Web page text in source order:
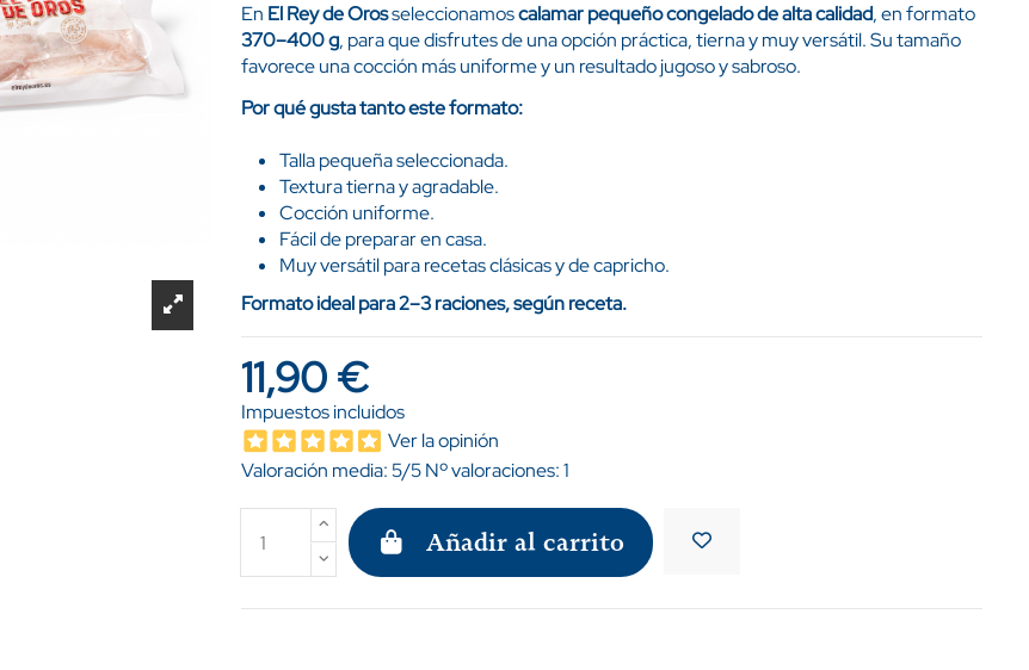
En El Rey de Orosseleccionamoscalamar pequeño congelado de alta calidad, en formato
370–400 g, para que disfrutes de una opción práctica, tierna y muy versátil. Su tamaño
favorece una cocción más uniforme y un resultado jugoso y sabroso.
Por qué gusta tanto este formato:
Talla pequeña seleccionada.
Textura tierna y agradable.
Cocción uniforme.
Fácil de preparar en casa.
Muy versátil para recetas clásicas y de capricho.
Formato ideal para 2–3 raciones, según receta.
11,90 €
Impuestos incluidos
Ver la opinión
Valoración media:5/5 Nº valoraciones:1
Añadir al carrito